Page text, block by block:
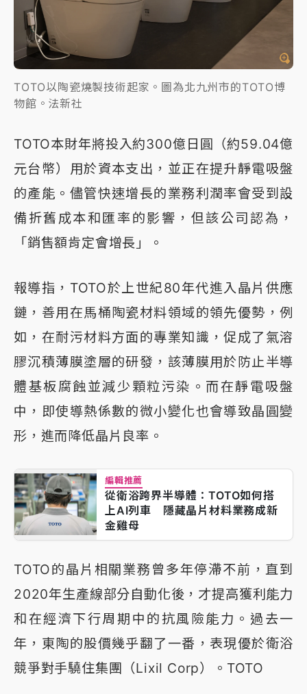
TOTO以陶瓷燒製技術起家。圖為北九州市的TOTO博
物館。法新社
TOTO本財年將投入約300億日圓（約59.04億
元台幣）用於資本支出，並正在提升靜電吸盤
的產能。儘管快速增長的業務利潤率會受到設
備折舊成本和匯率的影響，但該公司認為，
「銷售額肯定會增長」。
報導指，TOTO於上世紀80年代進入晶片供應
鏈，善用在馬桶陶瓷材料領域的領先優勢，例
如，在耐污材料方面的專業知識，促成了氣溶
膠沉積薄膜塗層的研發，該薄膜用於防止半導
體基板腐蝕並減少顆粒污染。而在靜電吸盤
中，即使導熱係數的微小變化也會導致晶圓變
形，進而降低晶片良率。
編輯推薦
從衛浴跨界半導體：TOTO如何搭
上AI列車 隱藏晶片材料業務成新
金雞母
TOTO的晶片相關業務曾多年停滯不前，直到
2020年生產線部分自動化後，才提高獲利能力
和在經濟下行周期中的抗風險能力。過去一
年，東陶的股價幾乎翻了一番，表現優於衛浴
競爭對手驍住集團（Lixil Corp）。TOTO